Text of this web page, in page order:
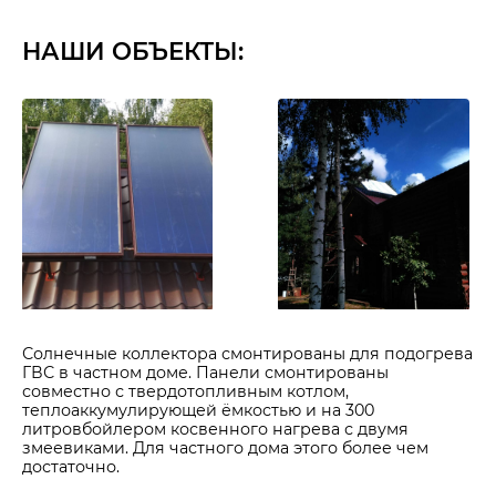
НАШИ ОБЪЕКТЫ:
Солнечные коллектора смонтированы для подогрева
ГВС в частном доме. Панели смонтированы
совместно с твердотопливным котлом,
теплоаккумулирующей ёмкостью и на 300
литровбойлером косвенного нагрева с двумя
змеевиками. Для частного дома этого более чем
достаточно.